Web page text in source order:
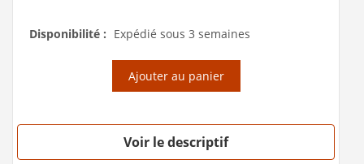
Disponibilité : Expédié sous 3 semaines
Ajouter au panier
Voir le descriptif